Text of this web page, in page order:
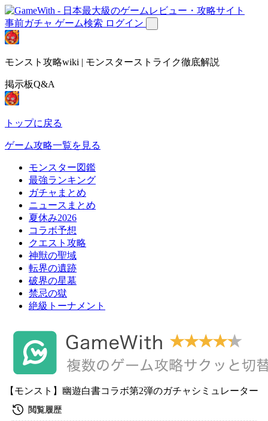
事前ガチャ ゲーム検索 ログイン
モンスト攻略wiki | モンスターストライク徹底解説
掲示板Q&A
トップに戻る
ゲーム攻略一覧を見る
モンスター図鑑
最強ランキング
ガチャまとめ
ニュースまとめ
夏休み2026
コラボ予想
クエスト攻略
神獣の聖域
転界の遺跡
破界の星墓
禁忌の獄
絶級トーナメント
【モンスト】幽遊白書コラボ第2弾のガチャシミュレーター